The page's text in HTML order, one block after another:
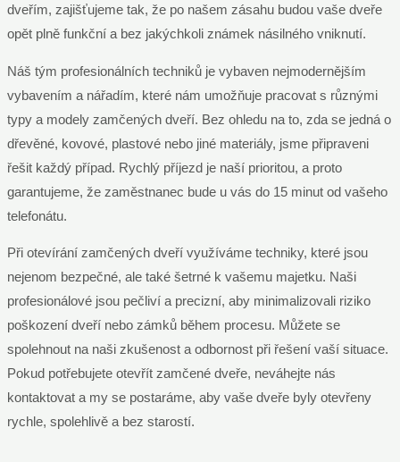
dveřím, zajišťujeme tak, že po našem zásahu budou vaše dveře
opět plně funkční a bez jakýchkoli známek násilného vniknutí.
Náš tým profesionálních techniků je vybaven nejmodernějším
vybavením a nářadím, které nám umožňuje pracovat s různými
typy a modely zamčených dveří. Bez ohledu na to, zda se jedná o
dřevěné, kovové, plastové nebo jiné materiály, jsme připraveni
řešit každý případ. Rychlý příjezd je naší prioritou, a proto
garantujeme, že zaměstnanec bude u vás do 15 minut od vašeho
telefonátu.
Při otevírání zamčených dveří využíváme techniky, které jsou
nejenom bezpečné, ale také šetrné k vašemu majetku. Naši
profesionálové jsou pečliví a precizní, aby minimalizovali riziko
poškození dveří nebo zámků během procesu. Můžete se
spolehnout na naši zkušenost a odbornost při řešení vaší situace.
Pokud potřebujete otevřít zamčené dveře, neváhejte nás
kontaktovat a my se postaráme, aby vaše dveře byly otevřeny
rychle, spolehlivě a bez starostí.